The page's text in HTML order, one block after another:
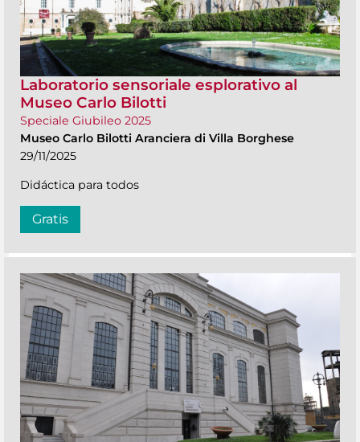
Laboratorio sensoriale esplorativo al
Museo Carlo Bilotti
Speciale Giubileo 2025
Museo Carlo Bilotti Aranciera di Villa Borghese
29/11/2025
Didáctica para todos
Gratis